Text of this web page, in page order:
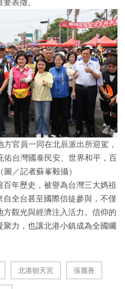
表徵。
官員一同在北辰派出所迎駕，
佑台灣國泰民安、世界和平，百
／記者蘇峯毅攝）
年歷史，被譽為台灣三大媽祖
全台甚至國際信徒參與，不僅
觀光與經濟注入活力。信仰的
聚力，也讓北港小鎮成為全國矚
北港朝天宮 張麗善